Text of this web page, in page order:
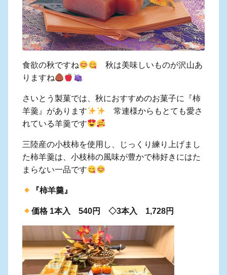
食欲の秋ですね
秋は美味しいものが沢山あ
りますね
さいとう製菓では、秋におすすめのお菓子に『柿
羊羹』があります
常連様からもとても愛さ
れている羊羹です
三陸産の小枝柿を使用し、じっくり練り上げまし
た柿羊羹は、小枝柿の風味が豊かで柿好きにはた
まらない一品です
『柿羊羹』
価格 1本入 540円 ◇3本入 1,728円